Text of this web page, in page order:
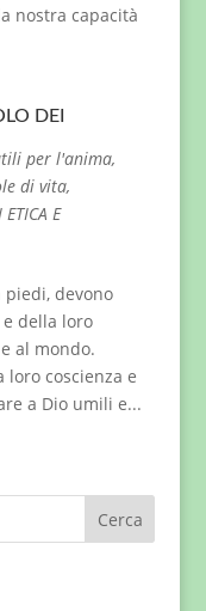
nostra capacità
DEI
per l'anima,
di vita,
E
devono
della loro
al mondo.
coscienza e
a Dio umili e...
Cerca